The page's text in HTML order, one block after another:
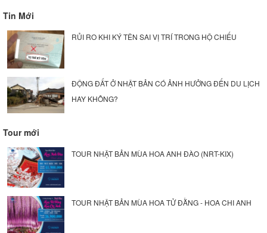
Tin Mới
RỦI RO KHI KÝ TÊN SAI VỊ TRÍ TRONG HỘ CHIẾU
ĐỘNG ĐẤT Ở NHẬT BẢN CÓ ẢNH HƯỞNG ĐẾN DU LỊCH
HAY KHÔNG?
Tour mới
TOUR NHẬT BẢN MÙA HOA ANH ĐÀO (NRT-KIX)
TOUR NHẬT BẢN MÙA HOA TỬ ĐẰNG - HOA CHI ANH